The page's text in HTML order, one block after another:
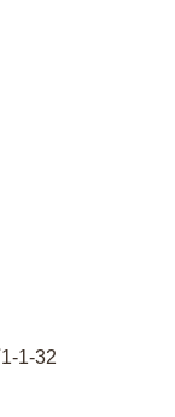
1-32